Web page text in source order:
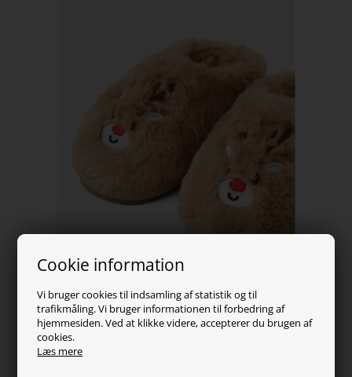
Cookie information
Vi bruger cookies til indsamling af statistik og til
trafikmåling. Vi bruger informationen til forbedring af
hjemmesiden. Ved at klikke videre, accepterer du brugen af
cookies.
Læs mere